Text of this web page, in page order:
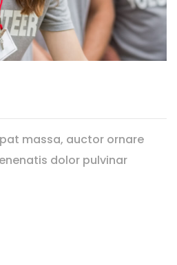
massa, auctor ornare
dolor pulvinar